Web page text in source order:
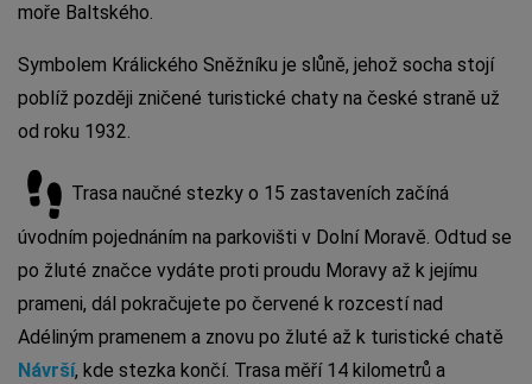
moře Baltského.
Symbolem Králického Sněžníku je slůně, jehož socha stojí
poblíž později zničené turistické chaty na české straně už
od roku 1932.
Trasa naučné stezky o 15 zastaveních začíná
úvodním pojednáním na parkovišti v Dolní Moravě. Odtud se
po žluté značce vydáte proti proudu Moravy až k jejímu
prameni, dál pokračujete po červené k rozcestí nad
Adéliným pramenem a znovu po žluté až k turistické chatě
Návrší, kde stezka končí. Trasa měří 14 kilometrů a